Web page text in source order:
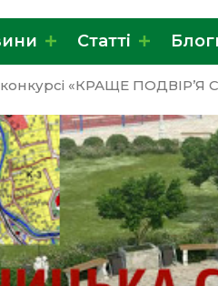
Статті
«КРАЩЕ